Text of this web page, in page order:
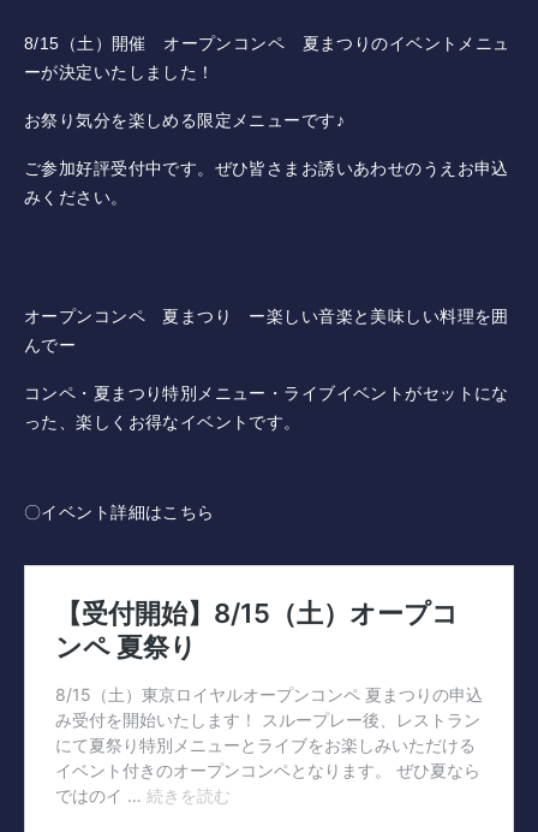
歴史
新規会員権について
アクセス
三味亭
プライバシーポリシー
〒243-0308 神奈川県愛甲郡愛川町三増1764-1
TEL.046-281-4122
ニュース
8/15（土）開催 オープンコンペ 夏まつりのイベントメニュ
ーが決定いたしました！
お祭り気分を楽しめる限定メニューです♪
ご参加好評受付中です。ぜひ皆さまお誘いあわせのうえお申込
みください。
オープンコンペ 夏まつり ー楽しい音楽と美味しい料理を囲
んでー
コンペ・夏まつり特別メニュー・ライブイベントがセットにな
った、楽しくお得なイベントです。
〇イベント詳細はこちら